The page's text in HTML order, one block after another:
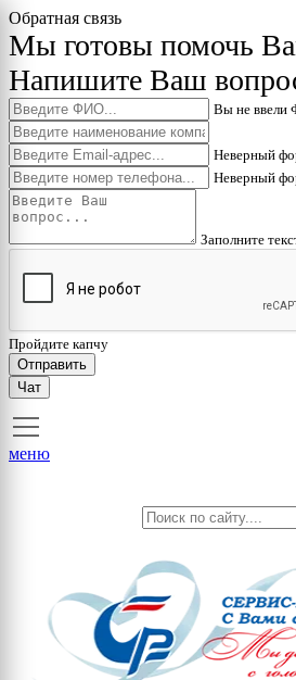
Обратная связь
Мы готовы помочь
Напишите Ваш
Вы не ввели
Неверный
Неверный
Заполните
Пройдите капчу
Отправить
Чат
меню